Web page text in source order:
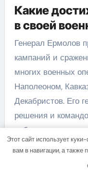
Какие
в своей
Генерал Ермолов
кампаний и
многих военных
Наполеоном,
Декабристов. Его
решения и
победам русских
В чем
генерала
Этот сайт использует
вам в навигации, а также